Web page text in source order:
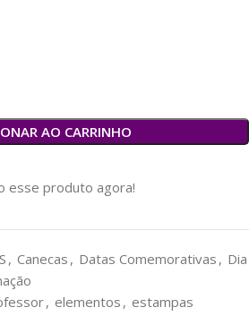
AO CARRINHO
esse produto agora!
, Canecas , Datas Comemorativas , Dia
, elementos , estampas